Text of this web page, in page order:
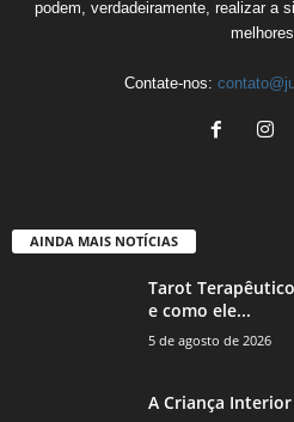
podem, verdadeiramente, realizar a
Contate-nos:
AINDA MAIS NOTÍCIAS
Tarot
e como ele...
5 de agosto de 2026
A Criança